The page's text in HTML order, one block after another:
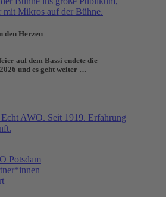
den Herzen
auf dem Bassi endete die
und es geht weiter …
Potsdam